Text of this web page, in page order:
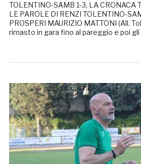
TOLENTINO-SAMB 1-3, LA CRONACA
LE PAROLE DI RENZI TOLENTINO-
PROSPERI MAURIZIO MATTONI (All.
rimasto in gara fino al pareggio e poi